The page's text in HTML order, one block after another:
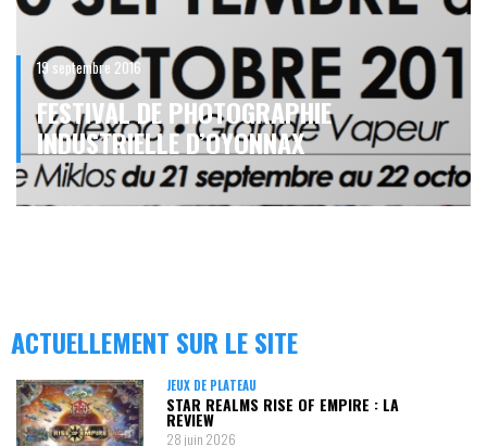
19 septembre 2016
FESTIVAL DE PHOTOGRAPHIE
INDUSTRIELLE D’OYONNAX
ACTUELLEMENT SUR LE SITE
JEUX DE PLATEAU
STAR REALMS RISE OF EMPIRE : LA
REVIEW
28 juin 2026